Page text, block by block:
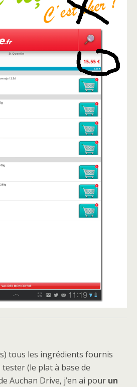
tous les ingrédients fournis
tester (le plat à base de
Auchan Drive, j’en ai pour un